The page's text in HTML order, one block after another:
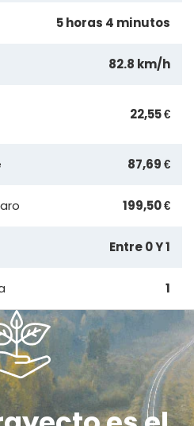
5 horas 4 minutos
82.8 km/h
22,55 €
87,69 €
199,50 €
Entre 0 Y 1
1